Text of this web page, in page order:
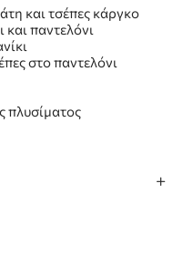
και τσέπες κάργκο
και παντελόνι
στο παντελόνι
πλυσίματος